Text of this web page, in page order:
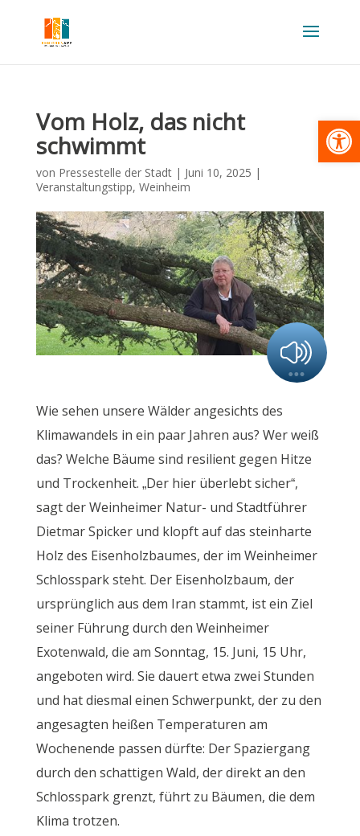
Vom Holz, das nicht
schwimmt
von Pressestelle der Stadt| Juni 10, 2025 |
Veranstaltungstipp, Weinheim
Wie sehen unsere Wälder angesichts des
Klimawandels in ein paar Jahren aus? Wer weiß
das? Welche Bäume sind resilient gegen Hitze
und Trockenheit. „Der hier überlebt sicher“,
sagt der Weinheimer Natur- und Stadtführer
Dietmar Spicker und klopft auf das steinharte
Holz des Eisenholzbaumes, der im Weinheimer
Schlosspark steht. Der Eisenholzbaum, der
ursprünglich aus dem Iran stammt, ist ein Ziel
seiner Führung durch den Weinheimer
Exotenwald, die am Sonntag, 15. Juni, 15 Uhr,
angeboten wird. Sie dauert etwa zwei Stunden
und hat diesmal einen Schwerpunkt, der zu den
angesagten heißen Temperaturen am
Wochenende passen dürfte: Der Spaziergang
durch den schattigen Wald, der direkt an den
Schlosspark grenzt, führt zu Bäumen, die dem
Klima trotzen.